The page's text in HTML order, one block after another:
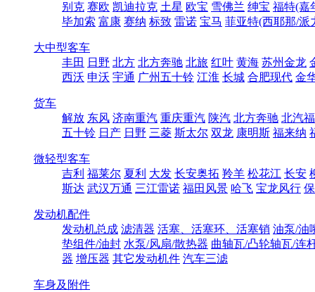
别克 赛欧 凯迪拉克 土星 欧宝 雪佛兰 绅宝 福特(嘉
毕加索 富康 赛纳 标致 雷诺 宝马 菲亚特(西耶那/派
大中型客车
丰田 日野 北方 北方奔驰 北旅 红叶 黄海 苏州金龙
西沃 申沃 宇通 广州五十铃 江淮 长城 合肥现代 金
货车
解放 东风 济南重汽 重庆重汽 陕汽 北方奔驰 北汽
五十铃 日产 日野 三菱 斯太尔 双龙 康明斯 福来纳
微轻型客车
吉利 福莱尔 夏利 大发 长安奥拓 羚羊 松花江 长安
斯达 武汉万通 三江雷诺 福田风景 哈飞 宝龙风行
发动机配件
发动机总成 滤清器 活塞、活塞环、活塞销 油泵/油
垫组件/油封 水泵/风扇/散热器 曲轴瓦/凸轮轴瓦/连
器 增压器 其它发动机件 汽车三滤
车身及附件